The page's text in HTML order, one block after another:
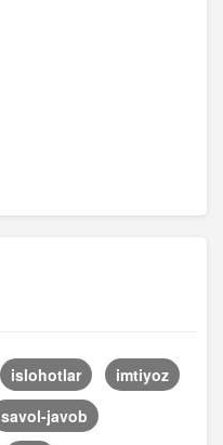
islohotlar
imtiyoz
savol-javob